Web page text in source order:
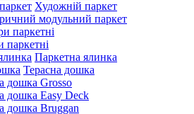
Художній паркет
модульний паркет
паркетні
паркетні
Паркетна ялинка
Терасна дошка
дошка Grosso
дошка Easy Deck
дошка Bruggan